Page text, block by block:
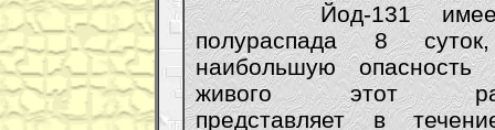
Йод-131 имеет
полураспада 8
наибольшую опасность
живого этот
представляет в